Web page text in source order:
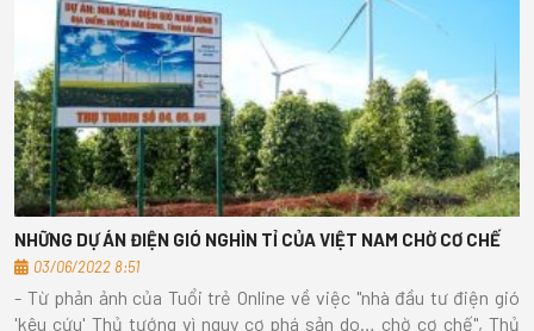
NHỮNG DỰ ÁN ĐIỆN GIÓ NGHÌN TỈ CỦA VIỆT NAM CHỜ CƠ CHẾ
03/06/2022 8:51
- Từ phản ảnh của Tuổi trẻ Online về việc "nhà đầu tư điện gió
'kêu cứu' Thủ tướng vì nguy cơ phá sản do… chờ cơ chế", Thủ